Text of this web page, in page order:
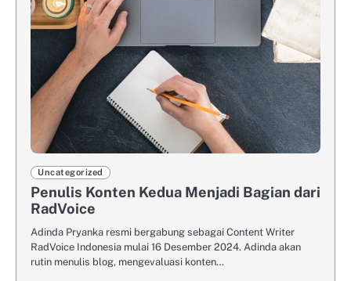
Uncategorized
Penulis Konten Kedua Menjadi Bagian dari
RadVoice
Adinda Pryanka resmi bergabung sebagai Content Writer
RadVoice Indonesia mulai 16 Desember 2024. Adinda akan
rutin menulis blog, mengevaluasi konten…